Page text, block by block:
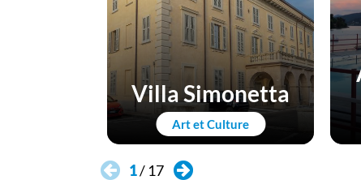
Art et Culture
Villa Simonetta
1/ 17